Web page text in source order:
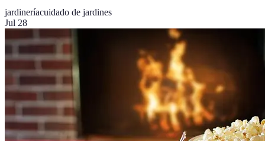
jardineríacuidado de jardines
Jul 28